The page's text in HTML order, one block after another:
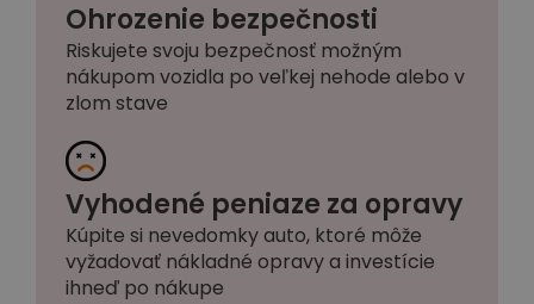
Ohrozenie bezpečnosti
Riskujete svoju bezpečnosť možným
nákupom vozidla po veľkej nehode alebo v
zlom stave
Vyhodené peniaze za opravy
Kúpite si nevedomky auto, ktoré môže
vyžadovať nákladné opravy a investície
ihneď po nákupe